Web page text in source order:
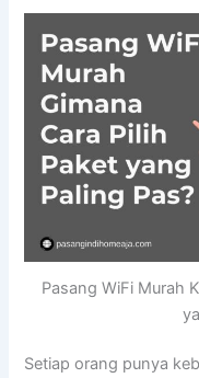
Pasang WiFi Murah
Setiap orang punya